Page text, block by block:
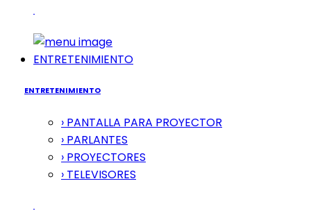
ENTRETENIMIENTO
ENTRETENIMIENTO
› PANTALLA PARA PROYECTOR
› PARLANTES
› PROYECTORES
› TELEVISORES